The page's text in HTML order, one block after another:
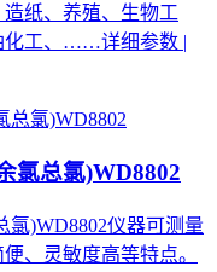
纸、养殖、生物工
化工、……详细参数 |
氯总氯)WD8802
氯)WD8802仪器可测量
、灵敏度高等特点。